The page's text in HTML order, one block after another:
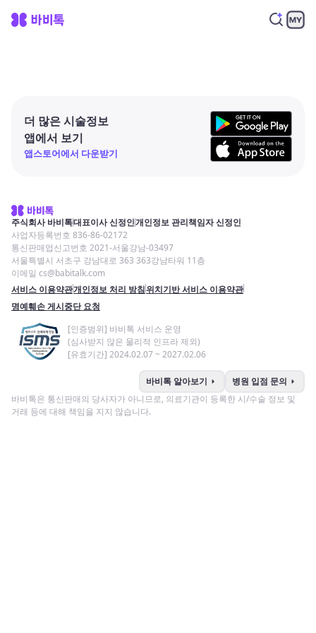
더 많은 시술정보
앱에서 보기
앱스토어에서 다운받기
주식회사 바비톡대표이사 신정인개인정보 관리책임자 신정인
사업자등록번호 836-86-02172
통신판매업신고번호 2021-서울강남-03497
서울특별시 서초구 강남대로 363 363강남타워 11층
이메일 cs@babitalk.com
서비스 이용약관개인정보 처리 방침위치기반 서비스 이용약관
명예훼손 게시중단 요청
[인증범위] 바비톡 서비스 운영
(심사받지 않은 물리적 인프라 제외)
[유효기간] 2024.02.07 ~ 2027.02.06
바비톡 알아보기 arrow_right 병원 입점 문의 arrow_right
바비톡은 통신판매의 당사자가 아니므로, 의료기관이 등록한 시/수술 정보 및
거래 등에 대해 책임을 지지 않습니다.